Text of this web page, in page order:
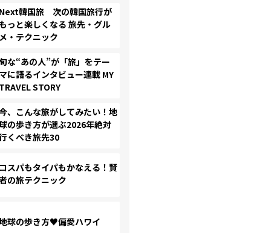
Next韓国旅 次の韓国旅行が
もっと楽しくなる 旅先・グル
メ・テクニック
な“あの人”が「旅」をテー
マに語るインタビュー連載 MY
TRAVEL STORY
、こんな旅がしてみたい！地
の歩き方が選ぶ2026年絶対
くべき旅先30
コスパもタイパもかなえる！賢
の旅テクニック
球の歩き方♥偏愛ハワイ